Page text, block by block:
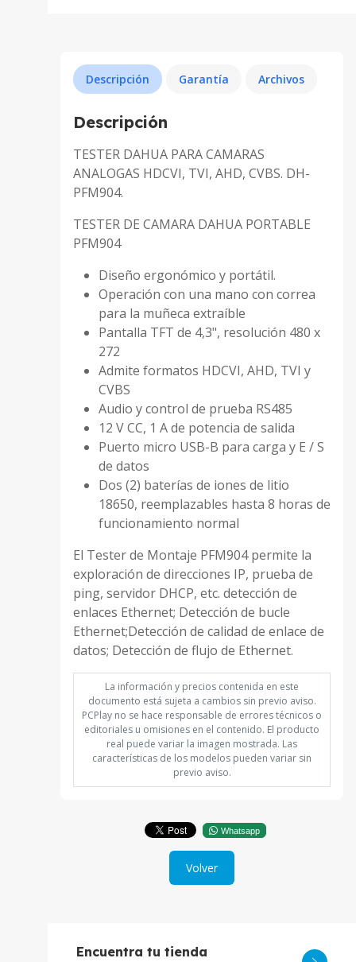
Descripción Garantía Archivos
Descripción
TESTER DAHUA PARA CAMARAS
ANALOGAS HDCVI, TVI, AHD, CVBS. DH-
PFM904.
TESTER DE CAMARA DAHUA PORTABLE
PFM904
Diseño ergonómico y portátil.
Operación con una mano con correa
para la muñeca extraíble
Pantalla TFT de 4,3", resolución 480 x
272
Admite formatos HDCVI, AHD, TVI y
CVBS
Audio y control de prueba RS485
12 V CC, 1 A de potencia de salida
Puerto micro USB-B para carga y E / S
de datos
Dos (2) baterías de iones de litio
18650, reemplazables hasta 8 horas de
funcionamiento normal
El Tester de Montaje PFM904 permite la
exploración de direcciones IP, prueba de
ping, servidor DHCP, etc. detección de
enlaces Ethernet; Detección de bucle
Ethernet;Detección de calidad de enlace de
datos; Detección de flujo de Ethernet.
La información y precios contenida en este
documento está sujeta a cambios sin previo aviso.
PCPlay no se hace responsable de errores técnicos o
editoriales u omisiones en el contenido. El producto
real puede variar la imagen mostrada. Las
características de los modelos pueden variar sin
previo aviso.
Whatsapp
Volver
Encuentra tu tienda